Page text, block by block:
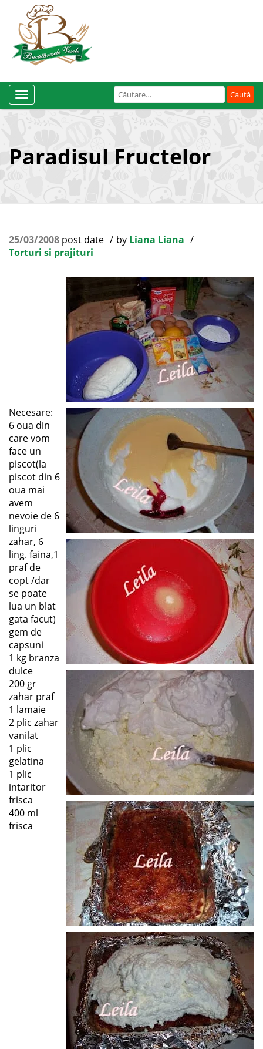
Caută
după:
Toggle
Navigation
Paradisul Fructelor
25/03/2008 post date by Liana Liana
Torturi si prajituri
Necesare:
6 oua din
care vom
face un
piscot(la
piscot din 6
oua mai
avem
nevoie de 6
linguri
zahar, 6
ling. faina,1
praf de
copt /dar
se poate
lua un blat
gata facut)
gem de
capsuni
1 kg branza
dulce
200 gr
zahar praf
1 lamaie
2 plic zahar
vanilat
1 plic
gelatina
1 plic
intaritor
frisca
400 ml
frisca